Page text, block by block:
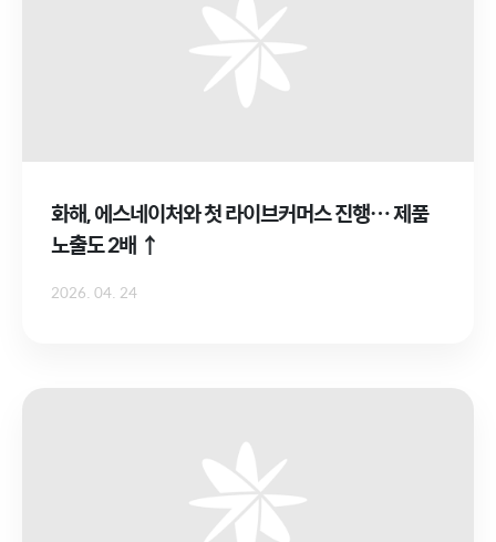
화해, 에스네이처와 첫 라이브커머스 진행… 제품
노출도 2배 ↑
2026. 04. 24